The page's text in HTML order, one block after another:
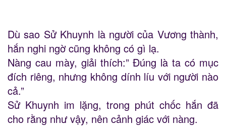
Dù sao Sử Khuynh là người của Vương thành,
hắn nghi ngờ cũng không có gì lạ.
Nàng cau mày, giải thích:” Đúng là ta có mục
đích riêng, nhưng không dính líu với người nào
cả.”
Sử Khuynh im lặng, trong phút chốc hắn đã
cho rằng như vậy, nên cảnh giác với nàng.